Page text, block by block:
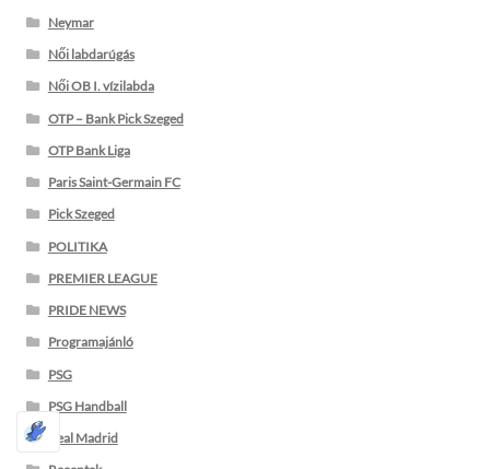
Neymar
Női labdarúgás
Női OB I. vízilabda
OTP – Bank Pick Szeged
OTP Bank Liga
Paris Saint-Germain FC
Pick Szeged
POLITIKA
PREMIER LEAGUE
PRIDE NEWS
Programajánló
PSG
PSG Handball
Real Madrid